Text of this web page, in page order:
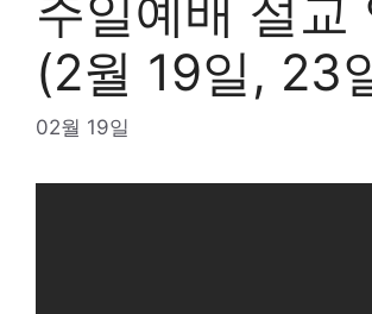
주일예배 설교
(2월 19일, 23
02월 19일